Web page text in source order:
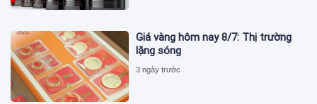
Giá vàng hôm nay 8/7: Thị trường
lặng sóng
3 ngày trước